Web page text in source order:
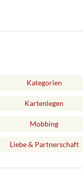
Kategorien
Kartenlegen
Mobbing
Liebe & Partnerschaft